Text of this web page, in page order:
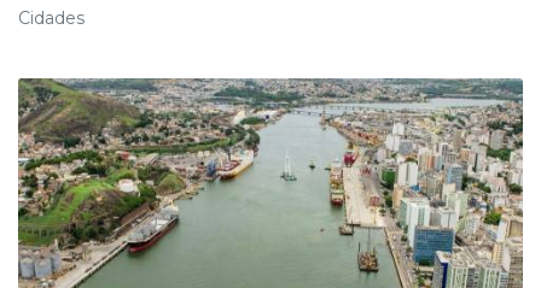
Cidades